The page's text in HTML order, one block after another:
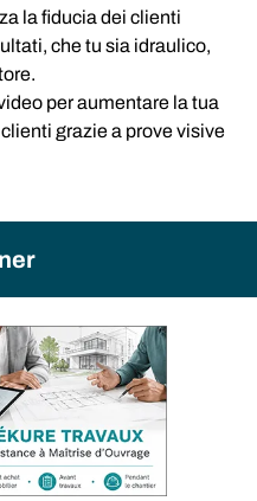
la fiducia dei clienti
che tu sia idraulico,
per aumentare la tua
grazie a prove visive